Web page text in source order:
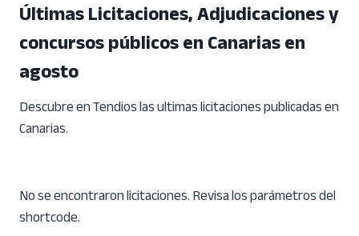
Últimas Licitaciones, Adjudicaciones y
concursos públicos en Canarias en
agosto
Descubre en Tendios las ultimas licitaciones publicadas en
Canarias.
No se encontraron licitaciones. Revisa los parámetros del
shortcode.